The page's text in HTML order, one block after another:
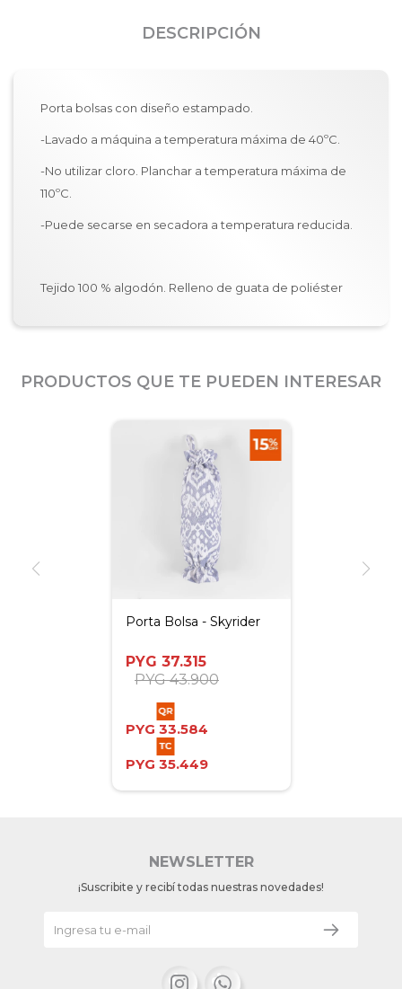
DESCRIPCIÓN
Porta bolsas con diseño estampado.
-Lavado a máquina a temperatura máxima de 40ºC.
-No utilizar cloro. Planchar a temperatura máxima de
110ºC.
-Puede secarse en secadora a temperatura reducida.
Tejido 100 % algodón. Relleno de guata de poliéster
PRODUCTOS QUE TE PUEDEN INTERESAR
Porta Bolsa - Skyrider
PYG 37.315
PYG 43.900
PYG 33.584
PYG 35.449
NEWSLETTER
¡Suscribite y recibí todas nuestras novedades!
 